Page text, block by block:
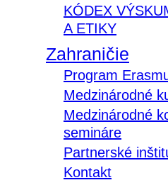
KÓDEX
A ETIKY
Zahraničie
Program
Medzinárodné
Medzinárodné
semináre
Partnerské
Kontakt